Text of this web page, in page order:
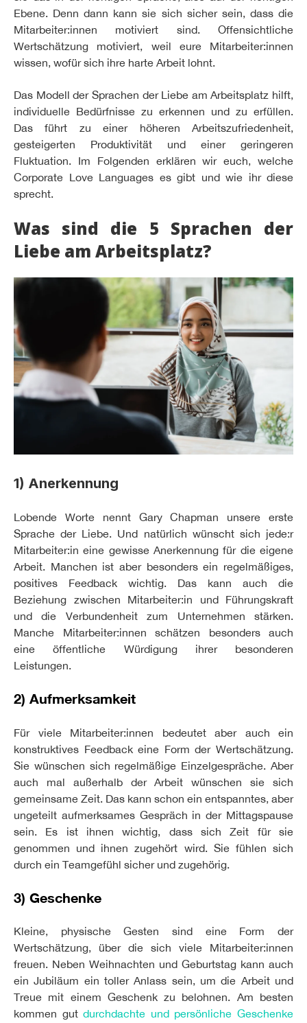
Ebene. Denn dann kann sie sich sicher sein, dass die
Mitarbeiter:innen motiviert sind. Offensichtliche
Wertschätzung motiviert, weil eure Mitarbeiter:innen
wissen, wofür sich ihre harte Arbeit lohnt.
Das Modell der Sprachen der Liebe am Arbeitsplatz hilft,
individuelle Bedürfnisse zu erkennen und zu erfüllen.
Das führt zu einer höheren Arbeitszufriedenheit,
gesteigerten Produktivität und einer geringeren
Fluktuation. Im Folgenden erklären wir euch, welche
Corporate Love Languages es gibt und wie ihr diese
sprecht.
Was sind die 5 Sprachen der
Liebe am Arbeitsplatz?
1) Anerkennung
Lobende Worte nennt Gary Chapman unsere erste
Sprache der Liebe. Und natürlich wünscht sich jede:r
Mitarbeiter:in eine gewisse Anerkennung für die eigene
Arbeit. Manchen ist aber besonders ein regelmäßiges,
positives Feedback wichtig. Das kann auch die
Beziehung zwischen Mitarbeiter:in und Führungskraft
und die Verbundenheit zum Unternehmen stärken.
Manche Mitarbeiter:innen schätzen besonders auch
eine öffentliche Würdigung ihrer besonderen
Leistungen.
2) Aufmerksamkeit
Für viele Mitarbeiter:innen bedeutet aber auch ein
konstruktives Feedback eine Form der Wertschätzung.
Sie wünschen sich regelmäßige Einzelgespräche. Aber
auch mal außerhalb der Arbeit wünschen sie sich
gemeinsame Zeit. Das kann schon ein entspanntes, aber
ungeteilt aufmerksames Gespräch in der Mittagspause
sein. Es ist ihnen wichtig, dass sich Zeit für sie
genommen und ihnen zugehört wird. Sie fühlen sich
durch ein Teamgefühl sicher und zugehörig.
3) Geschenke
Kleine, physische Gesten sind eine Form der
Wertschätzung, über die sich viele Mitarbeiter:innen
freuen. Neben Weihnachten und Geburtstag kann auch
ein Jubiläum ein toller Anlass sein, um die Arbeit und
Treue mit einem Geschenk zu belohnen. Am besten
kommen gutdurchdachte und persönliche Geschenke